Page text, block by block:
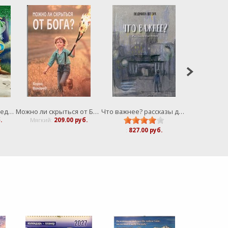
Лягушонок идет по следу (комплект) Можно ли скрыться от Бога?
Мягкий: 209.00 руб.
Что важнее? рассказы для детей
: 827.00 руб.